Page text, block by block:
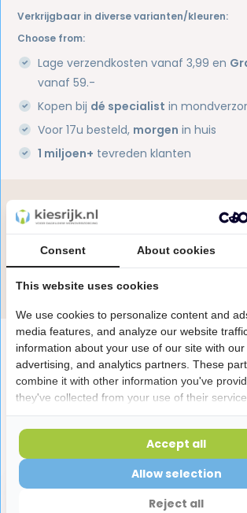
Verkrijgbaar in diverse varianten/kleuren:
Choose from:
Lage verzendkosten vanaf 3,99 en
vanaf 59.-
Kopen bij dé specialist in
Voor 17u besteld, morgen in huis
1 miljoen+ tevreden klanten
Productomschrijving
Reviews
Heb je een vraag over dit
Onze specialisten helpen je graag!
in de chat of stuur een e-
Stuur e-mail
Laatst bekeken producten
Consent About cookies
This website uses cookies
We use cookies to personalize content and
media features, and analyze our website
information about your use of our site with
advertising, and analytics partners. These
combine it with other information you've
they've collected from your use of their
Reject all
Allow selection
Accept all